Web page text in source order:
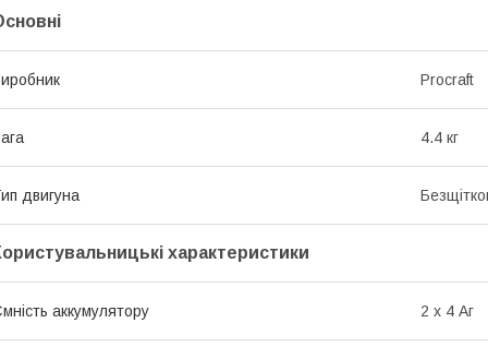
Procraft
4.4 кг
двигуна
характеристики
аккумулятору 2 х 4 Аг